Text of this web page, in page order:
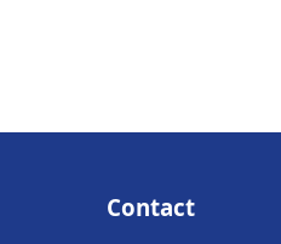
Contact